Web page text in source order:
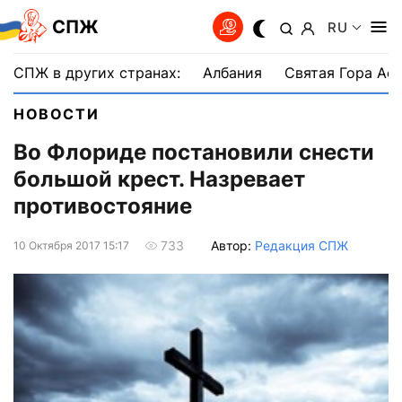
СПЖ RU
СПЖ в других странах: Албания Святая Гора
НОВОСТИ
Во Флориде постановили снести
большой крест. Назревает
противостояние
10 Октября 2017 15:17 733 Автор: Редакция СПЖ